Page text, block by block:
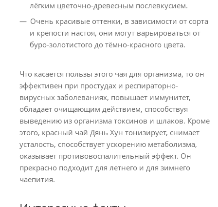
лёгким цветочно-древесным послевкусием.
Очень красивые оттенки, в зависимости от сорта
и крепости настоя, они могут варьироваться от
буро-золотистого до тёмно-красного цвета.
Что касается пользы этого чая для организма, то он
эффективен при простудах и респираторно-
вирусных заболеваниях, повышает иммунитет,
обладает очищающим действием, способствуя
выведению из организма токсинов и шлаков. Кроме
этого, красный чай Дянь Хун тонизирует, снимает
усталость, способствует ускорению метаболизма,
оказывает противовоспалительный эффект. Он
прекрасно подходит для летнего и для зимнего
чаепития.